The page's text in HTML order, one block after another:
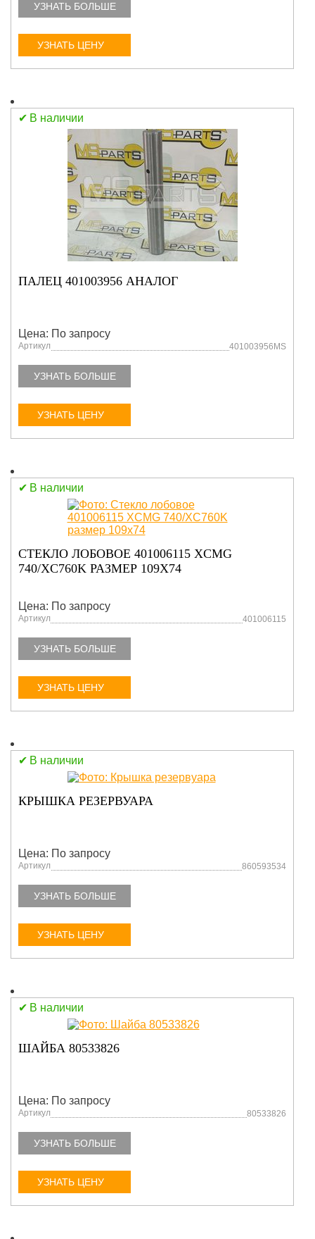
УЗНАТЬ БОЛЬШЕ
УЗНАТЬ ЦЕНУ
В наличии
ПАЛЕЦ 401003956 АНАЛОГ
Цена: По запросу
Артикул 401003956MS
УЗНАТЬ БОЛЬШЕ
УЗНАТЬ ЦЕНУ
В наличии
СТЕКЛО ЛОБОВОЕ 401006115 XCMG
740/XC760K РАЗМЕР 109X74
Цена: По запросу
Артикул 401006115
УЗНАТЬ БОЛЬШЕ
УЗНАТЬ ЦЕНУ
В наличии
КРЫШКА РЕЗЕРВУАРА
Цена: По запросу
Артикул 860593534
УЗНАТЬ БОЛЬШЕ
УЗНАТЬ ЦЕНУ
В наличии
ШАЙБА 80533826
Цена: По запросу
Артикул 80533826
УЗНАТЬ БОЛЬШЕ
УЗНАТЬ ЦЕНУ